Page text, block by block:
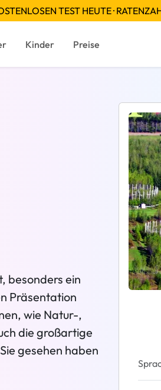
TEST HEUTE ·
Kinder Preise
besonders ein
Präsentation
wie Natur-,
die großartige
gesehen haben